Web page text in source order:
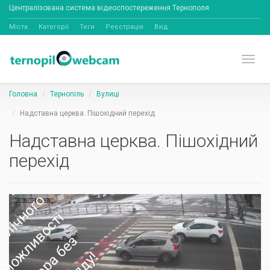
Централізована система відеоспостереження Тернополя
Міста Категорії Теги Реєстрація Вхід
Головна Тернопіль Вулиці
Надставна церква. Пішохідний перехід
Надставна церква. Пішохідний
перехід